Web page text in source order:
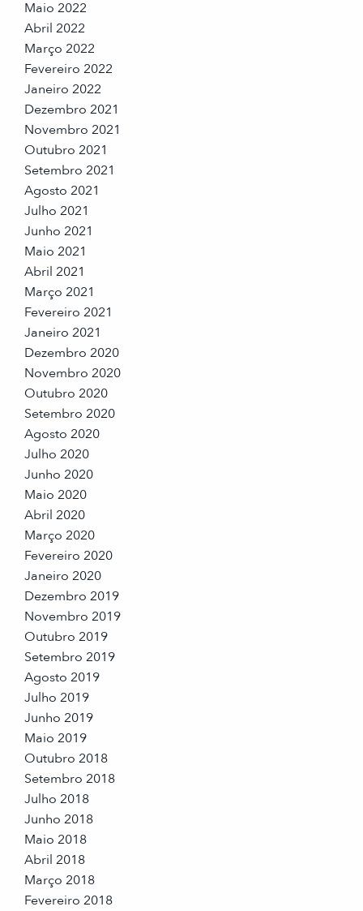
Maio 2022
Abril 2022
Março 2022
Fevereiro 2022
Janeiro 2022
Dezembro 2021
Novembro 2021
Outubro 2021
Setembro 2021
Agosto 2021
Julho 2021
Junho 2021
Maio 2021
Abril 2021
Março 2021
Fevereiro 2021
Janeiro 2021
Dezembro 2020
Novembro 2020
Outubro 2020
Setembro 2020
Agosto 2020
Julho 2020
Junho 2020
Maio 2020
Abril 2020
Março 2020
Fevereiro 2020
Janeiro 2020
Dezembro 2019
Novembro 2019
Outubro 2019
Setembro 2019
Agosto 2019
Julho 2019
Junho 2019
Maio 2019
Outubro 2018
Setembro 2018
Julho 2018
Junho 2018
Maio 2018
Abril 2018
Março 2018
Fevereiro 2018